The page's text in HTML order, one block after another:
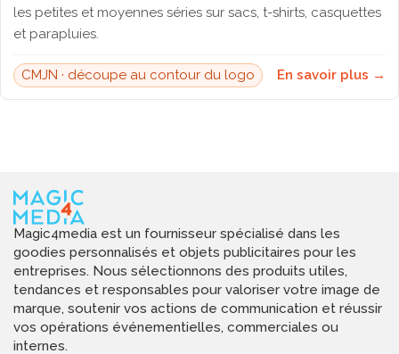
les petites et moyennes séries sur sacs, t-shirts, casquettes
et parapluies.
CMJN · découpe au contour du logo En savoir plus →
Magic4media est un fournisseur spécialisé dans les
goodies personnalisés et objets publicitaires pour les
entreprises. Nous sélectionnons des produits utiles,
tendances et responsables pour valoriser votre image de
marque, soutenir vos actions de communication et réussir
vos opérations événementielles, commerciales ou
internes.